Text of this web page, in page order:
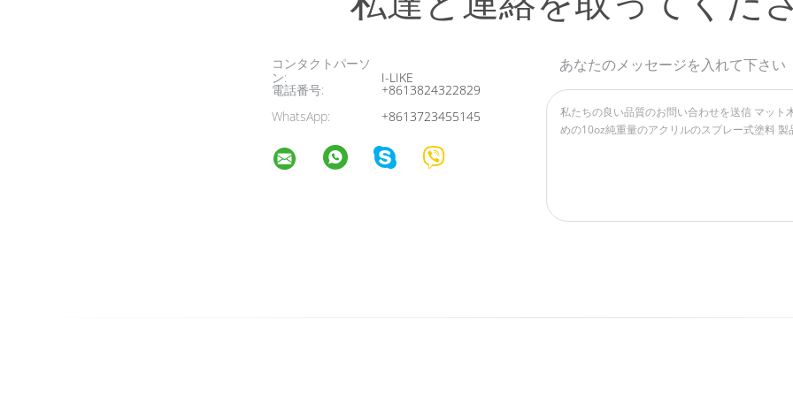
コンタクトパーソ
ン:
I-LIKE
電話番号:
+8613824322829
WhatsApp:
+8613723455145
あなたのメッセージを入れて下さい